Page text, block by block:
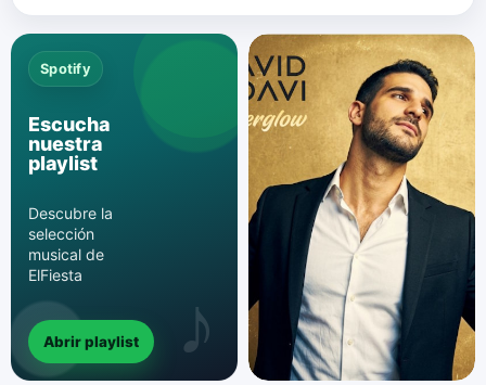
Spotify
Escucha
nuestra
playlist
Descubre la
selección
musical de
ElFiesta
Abrir playlist